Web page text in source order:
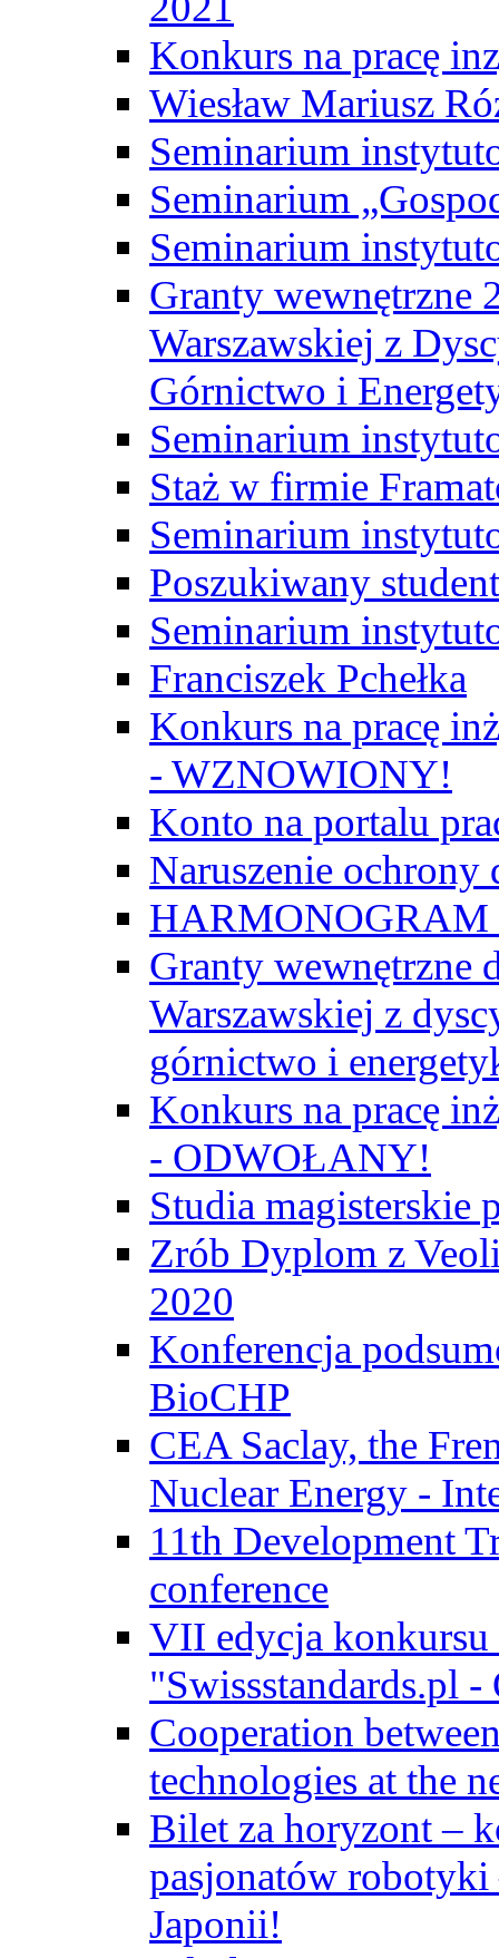
Konkurs na pracę
Wiesław Mariusz
Seminarium
Seminarium
Seminarium
Granty wewnętrzne
Warszawskiej z
Górnictwo i
Seminarium
Staż w firmie
Seminarium
Poszukiwany
Seminarium
Franciszek Pchełka
Konkurs na pracę
- WZNOWIONY!
Konto na portalu
Naruszenie ochrony
Granty wewnętrzne
Warszawskiej z
górnictwo i
Konkurs na pracę
- ODWOŁANY!
Studia magisterskie
Zrób Dyplom z
2020
Konferencja
BioCHP
CEA Saclay, the
Nuclear Energy -
11th Development
conference
VII edycja konkursu
"Swissstandards.pl
Cooperation
technologies at the
Bilet za horyzont –
pasjonatów
Japonii!